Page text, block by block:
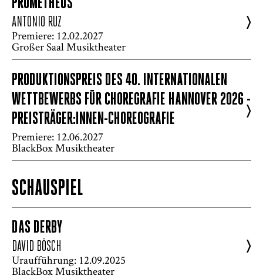
PROMETHEUS
ANTONIO RUZ
Premiere: 12.02.2027
Großer Saal Musiktheater
>
PRODUKTIONSPREIS DES 40. INTERNATIONALEN
WETTBEWERBS FÜR CHOREGRAFIE HANNOVER 2026 -
PREISTRÄGER:INNEN-CHOREOGRAFIE
Premiere: 12.06.2027
BlackBox Musiktheater
>
SCHAUSPIEL
DAS DERBY
DAVID BÖSCH
Uraufführung: 12.09.2025
BlackBox Musiktheater
>